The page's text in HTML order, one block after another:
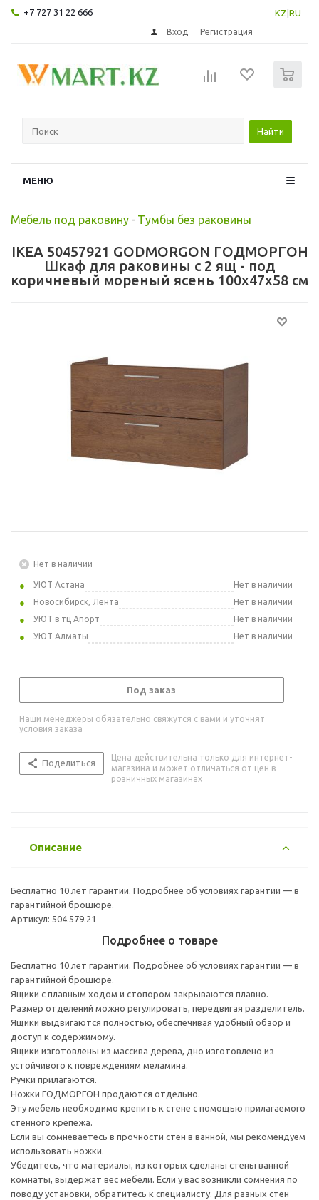
+7 727 31 22 666 KZ RU
Вход Регистрация
Найти
МЕНЮ
Мебель под раковину - Тумбы без раковины
IKEA 50457921 GODMORGON ГОДМОРГОН
Шкаф для раковины с 2 ящ - под
коричневый мореный ясень 100x47x58 см
Нет в наличии
УЮТ Астана
Нет в наличии
Новосибирск, Лента
Нет в наличии
УЮТ в тц Апорт
Нет в наличии
УЮТ Алматы
Нет в наличии
Под заказ
Наши менеджеры обязательно свяжутся с вами и уточнят
условия заказа
Поделиться
Цена действительна только для интернет-
магазина и может отличаться от цен в
розничных магазинах
Описание
Бесплатно 10 лет гарантии. Подробнее об условиях гарантии — в
гарантийной брошюре.
Артикул: 504.579.21
Подробнее о товаре
Бесплатно 10 лет гарантии. Подробнее об условиях гарантии — в
гарантийной брошюре.
Ящики с плавным ходом и стопором закрываются плавно.
Размер отделений можно регулировать, передвигая разделитель.
Ящики выдвигаются полностью, обеспечивая удобный обзор и
доступ к содержимому.
Ящики изготовлены из массива дерева, дно изготовлено из
устойчивого к повреждениям меламина.
Ручки прилагаются.
Ножки ГОДМОРГОН продаются отдельно.
Эту мебель необходимо крепить к стене с помощью прилагаемого
стенного крепежа.
Если вы сомневаетесь в прочности стен в ванной, мы рекомендуем
использовать ножки.
Убедитесь, что материалы, из которых сделаны стены ванной
комнаты, выдержат вес мебели. Если у вас возникли сомнения по
поводу установки, обратитесь к специалисту. Для разных стен